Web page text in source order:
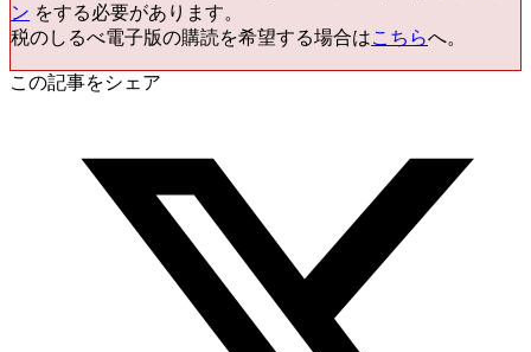
ン をする必要があります。
税のしるべ電子版の購読を希望する場合はこちらへ。
この記事をシェア